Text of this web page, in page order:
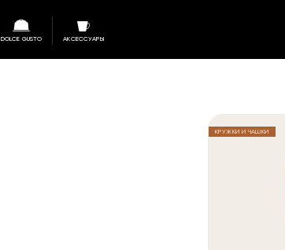
DOLCE GUSTO АКСЕССУАРЫ
КРУЖКИ И ЧАШКИ